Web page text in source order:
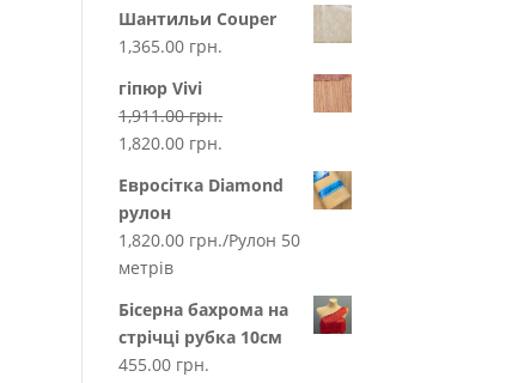
Шантильи Couper
1,365.00 грн.
гіпюр Vivi
1,911.00грн.
1,820.00 грн.
Евросітка Diamond
рулон
1,820.00 грн./Рулон 50
метрів
Бісерна бахрома на
стрічці рубка 10см
455.00 грн.